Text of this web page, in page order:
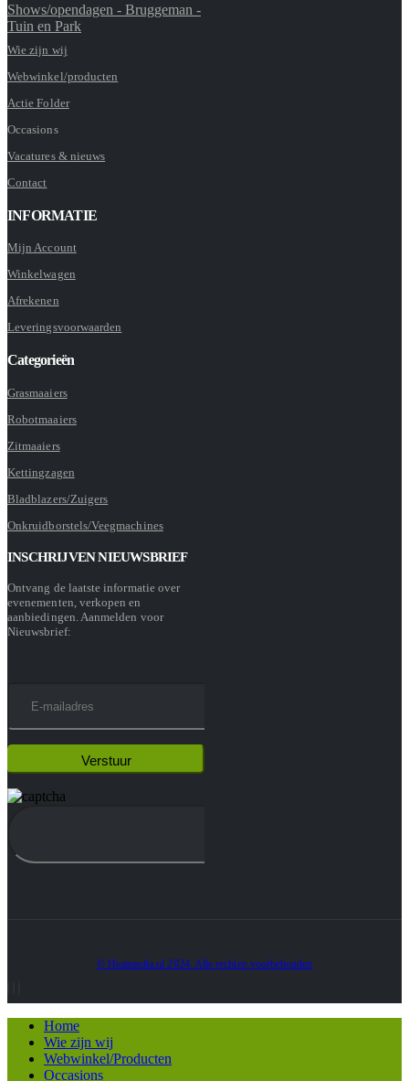
Shows/opendagen - Bruggeman -
Tuin en Park
Wie zijn wij
Webwinkel/producten
Actie Folder
Occasions
Vacatures & nieuws
Contact
INFORMATIE
Mijn Account
Winkelwagen
Afrekenen
Leveringsvoorwaarden
Categorieën
Grasmaaiers
Robotmaaiers
Zitmaaiers
Kettingzagen
Bladblazers/Zuigers
Onkruidborstels/Veegmachines
INSCHRIJVEN NIEUWSBRIEF
Ontvang de laatste informatie over
evenementen, verkopen en
aanbiedingen. Aanmelden voor
Nieuwsbrief:
© Heatmedia.nl 2024. Alle rechten voorbehouden
Home
Wie zijn wij
Webwinkel/Producten
Occasions